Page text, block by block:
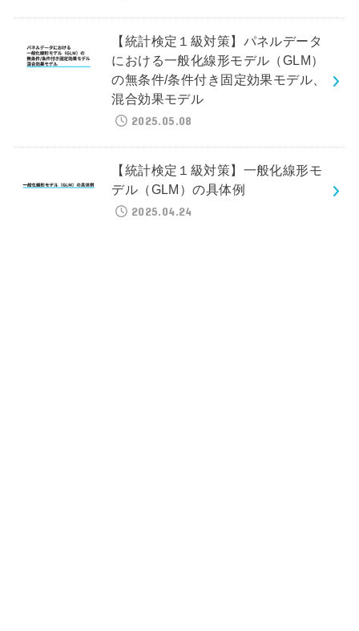
【統計検定１級対策】パネルデータ
における一般化線形モデル（GLM）
の無条件/条件付き固定効果モデル、
混合効果モデル
2025.05.08
【統計検定１級対策】一般化線形モ
デル（GLM）の具体例
2025.04.24